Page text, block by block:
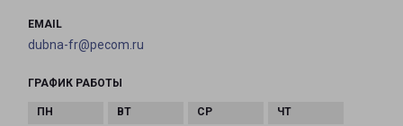
EMAIL
dubna-fr@pecom.ru
ГРАФИК РАБОТЫ